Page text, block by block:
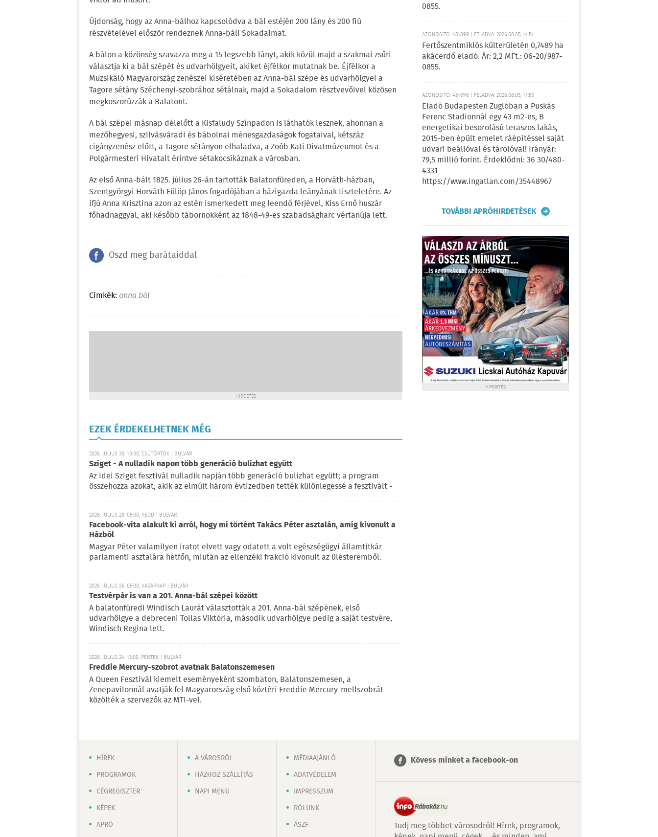
Újdonság, hogy az Anna-bálhoz kapcsolódva a bál estéjén 200 lány és 200 fiú
részvételével először rendeznek Anna-báli Sokadalmat.
A bálon a közönség szavazza meg a 15 legszebb lányt, akik közül majd a szakmai zsűri
választja ki a bál szépét és udvarhölgyeit, akiket éjfélkor mutatnak be. Éjfélkor a
Muzsikáló Magyarország zenészei kíséretében az Anna-bál szépe és udvarhölgyei a
Tagore sétány Széchenyi-szobrához sétálnak, majd a Sokadalom résztvevőivel közösen
megkoszorúzzák a Balatont.
A bál szépei másnap délelőtt a Kisfaludy Színpadon is láthatók lesznek, ahonnan a
mezőhegyesi, szilvásváradi és bábolnai ménesgazdaságok fogataival, kétszáz
cigányzenész előtt, a Tagore sétányon elhaladva, a Zoób Kati Divatmúzeumot és a
Polgármesteri Hivatalt érintve sétakocsikáznak a városban.
Az első Anna-bált 1825. július 26-án tartották Balatonfüreden, a Horváth-házban,
Szentgyörgyi Horváth Fülöp János fogadójában a házigazda leányának tiszteletére. Az
ifjú Anna Krisztina azon az estén ismerkedett meg leendő férjével, Kiss Ernő huszár
főhadnaggyal, aki később tábornokként az 1848-49-es szabadságharc vértanúja lett.
Oszd meg barátaiddal
Címkék: anna bál
HIRDETÉS
EZEK ÉRDEKELHETNEK MÉG
2026. JÚLIUS 30. 10:00, CSÜTÖRTÖK | BULVÁR
Sziget - A nulladik napon több generáció bulizhat együtt
Az idei Sziget fesztivál nulladik napján több generáció bulizhat együtt; a program
összehozza azokat, akik az elmúlt három évtizedben tették különlegessé a fesztivált -
2026. JÚLIUS 28. 05:00, KEDD | BULVÁR
Facebook-vita alakult ki arról, hogy mi történt Takács Péter asztalán, amíg kivonult a
Házból
Magyar Péter valamilyen iratot elvett vagy odatett a volt egészségügyi államtitkár
parlamenti asztalára hétfőn, miután az ellenzéki frakció kivonult az ülésteremből.
2026. JÚLIUS 26. 05:00, VASÁRNAP | BULVÁR
Testvérpár is van a 201. Anna-bál szépei között
A balatonfüredi Windisch Laurát választották a 201. Anna-bál szépének, első
udvarhölgye a debreceni Tollas Viktória, második udvarhölgye pedig a saját testvére,
Windisch Regina lett.
2026. JÚLIUS 24. 13:00, PÉNTEK | BULVÁR
Freddie Mercury-szobrot avatnak Balatonszemesen
A Queen Fesztivál kiemelt eseményeként szombaton, Balatonszemesen, a
Zenepavilonnál avatják fel Magyarország első köztéri Freddie Mercury-mellszobrát -
közölték a szervezők az MTI-vel.
0855.
AZONOSÍTÓ: 451899 | FELADVA: 2026.08.05, 11:51
Fertőszentmiklós külterületén 0,7489 ha
akácerdő eladó. Ár: 2,2 MFt.: 06-20/987-
0855.
AZONOSÍTÓ: 451896 | FELADVA: 2026.08.05, 11:50
Eladó Budapesten Zuglóban a Puskás
Ferenc Stadionnál egy 43 m2-es, B
energetikai besorolású teraszos lakás,
2015-ben épült emelet ráépítéssel saját
udvari beállóval és tárolóval! Irányár:
79,5 millió forint. Érdeklődni: 36 30/480-
4331
https://www.ingatlan.com/35448967
TOVÁBBI APRÓHIRDETÉSEK
HIRDETÉS
HÍREK
PROGRAMOK
CÉGREGISZTER
KÉPEK
APRÓ
A VÁROSRÓL
HÁZHOZ SZÁLLÍTÁS
NAPI MENÜ
MÉDIAAJÁNLÓ
ADATVÉDELEM
IMPRESSZUM
RÓLUNK
ÁSZF
Kövess minket a facebook-on
Tudj meg többet városodról! Hírek, programok,